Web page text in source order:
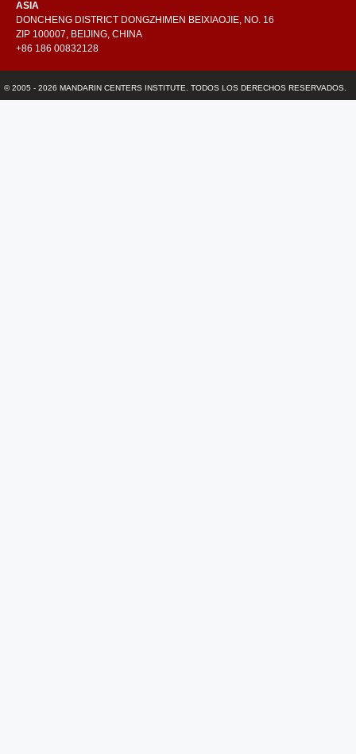
ASIA
DONCHENG DISTRICT DONGZHIMEN BEIXIAOJIE, NO. 16
ZIP 100007, BEIJING, CHINA
+86 186 00832128
© 2005 - 2026 MANDARIN CENTERS INSTITUTE. TODOS LOS DERECHOS RESERVADOS.